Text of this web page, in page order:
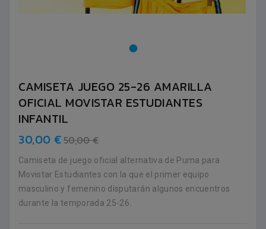
CAMISETA JUEGO 25-26 AMARILLA
OFICIAL MOVISTAR ESTUDIANTES
INFANTIL
30,00 €50,00 €
Camiseta de juego oficial alternativa de Puma para
Movistar Estudiantes con la que el primer equipo
masculino y femenino disputarán algunos encuentros
durante la temporada 25-26.